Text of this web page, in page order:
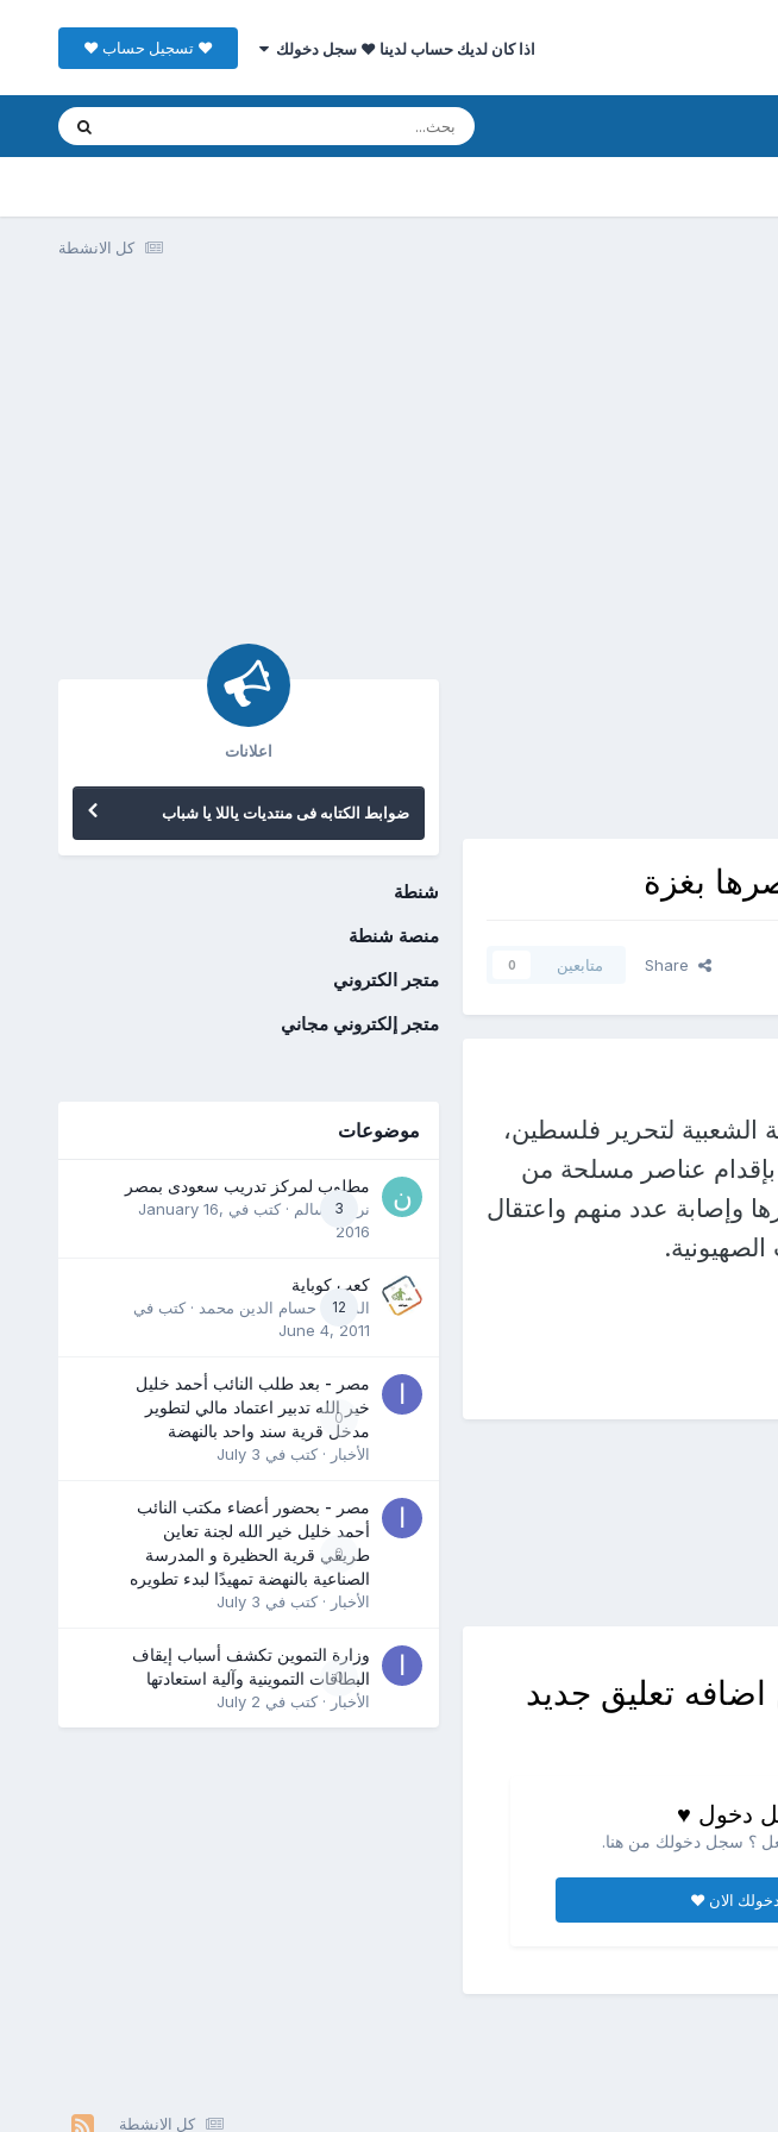
اذا كان لديك حساب لدينا ♥ سجل دخولك ♥ تسجيل حساب ♥
كل الانشطة
بغزة
Share متابعين 0
لتحرير فلسطين،
بإقدام عناصر مسلحة من
وإصابة عدد منهم واعتقال
تعليق جديد
دخول ♥
؟ سجل دخولك من هنا.
الان ♥
اعلانات
ضوابط الكتابه فى منتديات ياللا يا شباب
شنطة
منصة شنطة
متجر الكتروني
متجر إلكتروني مجاني
موضوعات
3
مطلوب لمركز تدريب سعودى بمصر
نرمين سالم · كتب في January 16,
2016
12
كعب كوباية
المدرب حسام الدين محمد · كتب في
June 4, 2011
0
مصر - بعد طلب النائب أحمد خليل
خير الله تدبير اعتماد مالي لتطوير
مدخل قرية سند واحد بالنهضة
الأخبار · كتب في July 3
0
مصر - بحضور أعضاء مكتب النائب
أحمد خليل خير الله لجنة تعاين
طريقي قرية الحظيرة و المدرسة
الصناعية بالنهضة تمهيدًا لبدء تطويره
الأخبار · كتب في July 3
0
وزارة التموين تكشف أسباب إيقاف
البطاقات التموينية وآلية استعادتها
الأخبار · كتب في July 2
كل الانشطة